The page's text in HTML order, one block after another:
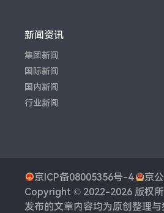
新闻资讯
集团新闻
国际新闻
国内新闻
行业新闻
京ICP备08005356号-4
京
Copyright © 2022-2026 版权
发布的文章内容均为原创整理